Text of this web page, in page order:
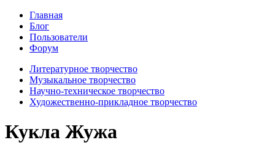
Главная
Блог
Пользователи
Форум
Литературное творчество
Музыкальное творчество
Научно-техническое творчество
Художественно-прикладное творчество
Кукла Жужа